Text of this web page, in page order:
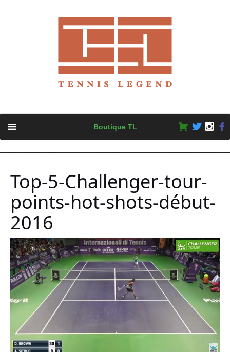
content
Boutique TL
Top-5-Challenger-tour-
points-hot-shots-début-
2016